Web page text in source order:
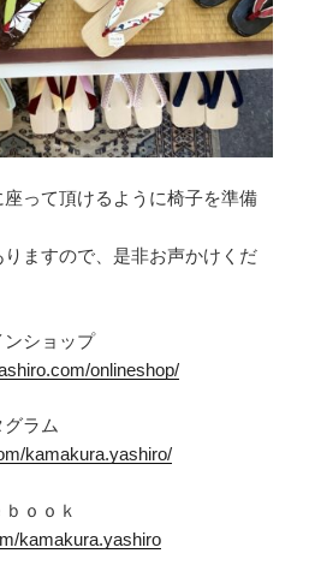
って頂けるように椅子を準備
ますので、是非お声かけくだ
ショップ
onlineshop/
ラム
kamakura.yashiro/
ｏｏｋ
kamakura.yashiro